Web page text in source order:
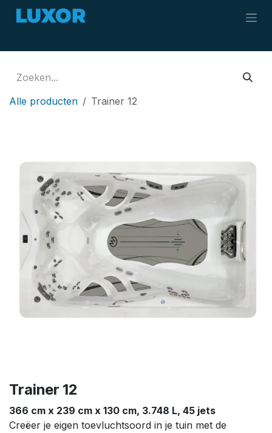
Overslaan naar inhoud
Alle producten Trainer 12
Trainer 12
366 cm x 239 cm x 130 cm, 3.748 L, 45 jets
Creëer je eigen toevluchtsoord in je tuin met de